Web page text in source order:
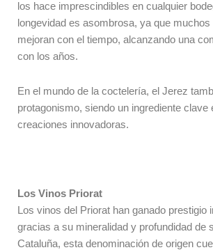
los hace imprescindibles en cualquier
longevidad es asombrosa, ya que
mejoran con el tiempo, alcanzando una
con los años.
En el mundo de la coctelería, el Jerez
protagonismo, siendo un ingrediente clave
creaciones innovadoras.
Los Vinos Priorat
Los vinos del Priorat han ganado prestigio
gracias a su mineralidad y profundidad de
Cataluña, esta denominación de origen